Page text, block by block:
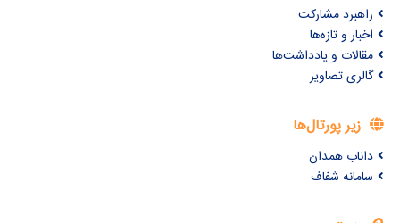
راهبرد مشارکت
اخبار و تازه‌ها
مقالات و یادداشت‌ها
گالری تصاویر
زیر پورتال‌ها
داناب همدان
سامانه شفاف